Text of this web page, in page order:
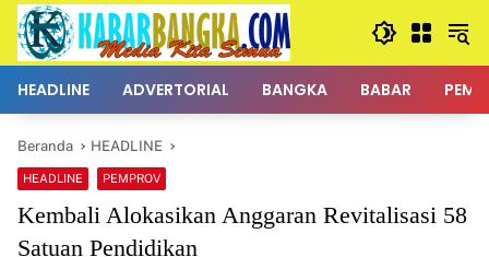
Langsung
konten
HEADLINE ADVERTORIAL BANGKA BABAR
Beranda HEADLINE
HEADLINE PEMPROV
Kembali Alokasikan Anggaran Revitalisasi 58
Satuan Pendidikan